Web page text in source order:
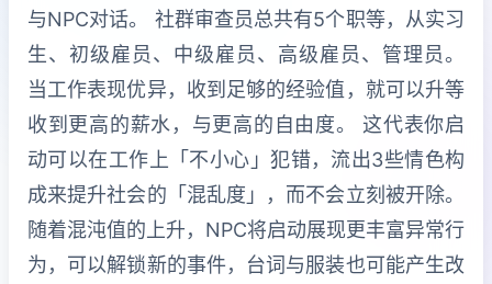
与NPC对话。 社群审查员总共有5个职等，从实习
生、初级雇员、中级雇员、高级雇员、管理员。
当工作表现优异，收到足够的经验值，就可以升等
收到更高的薪水，与更高的自由度。 这代表你启
动可以在工作上「不小心」犯错，流出3些情色构
成来提升社会的「混乱度」，而不会立刻被开除。
随着混沌值的上升，NPC将启动展现更丰富异常行
为，可以解锁新的事件，台词与服装也可能产生改